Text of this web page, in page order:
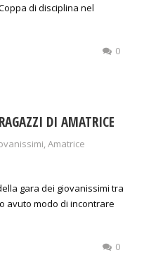
di disciplina nel
0
DI AMATRICE
,Amatrice
gara dei giovanissimi tra
avuto modo di incontrare
0